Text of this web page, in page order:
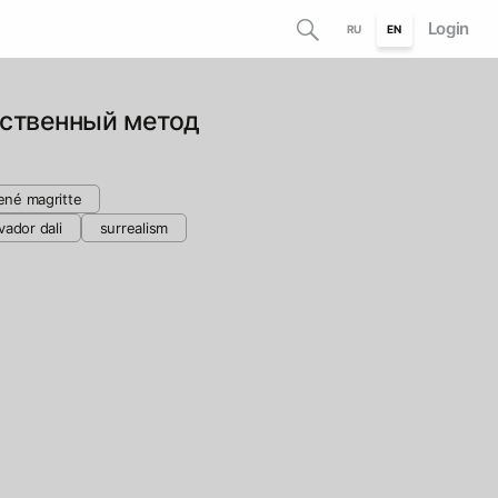
RU EN Login
метод
magritte
dali surrealism